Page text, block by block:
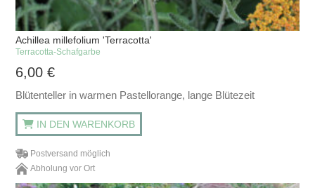
Achillea millefolium 'Terracotta'
Terracotta-Schafgarbe
6,00€
Blütenteller in warmen Pastellorange, lange Blütezeit
IN DEN WARENKORB
Postversand möglich
Abholung vor Ort